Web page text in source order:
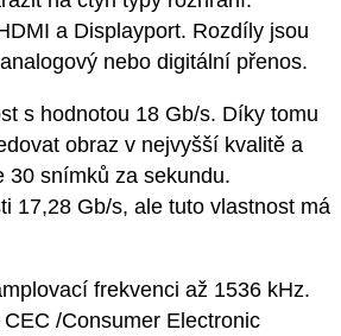
a Displayport. Rozdíly jsou
nebo digitální přenos.
s hodnotou 18 Gb/s. Díky tomu
obraz v nejvyšší kvalitě a
30 snímků za sekundu.
17,28 Gb/s, ale tuto vlastnost má
frekvenci až 1536 kHz.
/Consumer Electronic